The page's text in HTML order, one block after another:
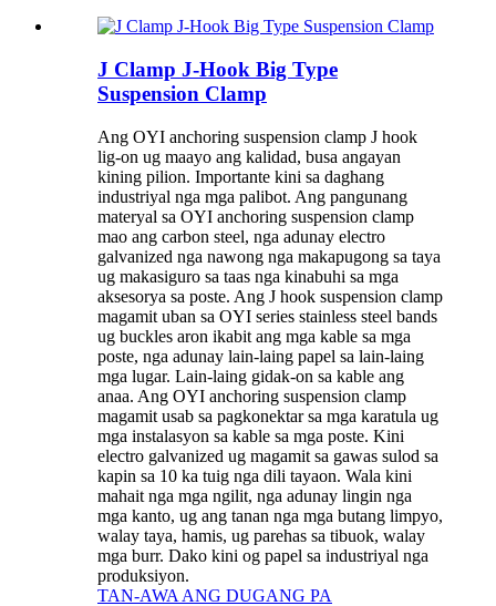
J Clamp J-Hook Big Type
Suspension Clamp
Ang OYI anchoring suspension clamp J hook
lig-on ug maayo ang kalidad, busa angayan
kining pilion. Importante kini sa daghang
industriyal nga mga palibot. Ang pangunang
materyal sa OYI anchoring suspension clamp
mao ang carbon steel, nga adunay electro
galvanized nga nawong nga makapugong sa taya
ug makasiguro sa taas nga kinabuhi sa mga
aksesorya sa poste. Ang J hook suspension clamp
magamit uban sa OYI series stainless steel bands
ug buckles aron ikabit ang mga kable sa mga
poste, nga adunay lain-laing papel sa lain-laing
mga lugar. Lain-laing gidak-on sa kable ang
anaa. Ang OYI anchoring suspension clamp
magamit usab sa pagkonektar sa mga karatula ug
mga instalasyon sa kable sa mga poste. Kini
electro galvanized ug magamit sa gawas sulod sa
kapin sa 10 ka tuig nga dili tayaon. Wala kini
mahait nga mga ngilit, nga adunay lingin nga
mga kanto, ug ang tanan nga mga butang limpyo,
walay taya, hamis, ug parehas sa tibuok, walay
mga burr. Dako kini og papel sa industriyal nga
produksiyon.
TAN-AWA ANG DUGANG PA